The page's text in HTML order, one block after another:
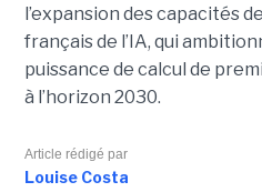
l’expansion des capacités
français de l’IA, qui
puissance de calcul de
à l’horizon 2030.
Article rédigé par
Louise Costa